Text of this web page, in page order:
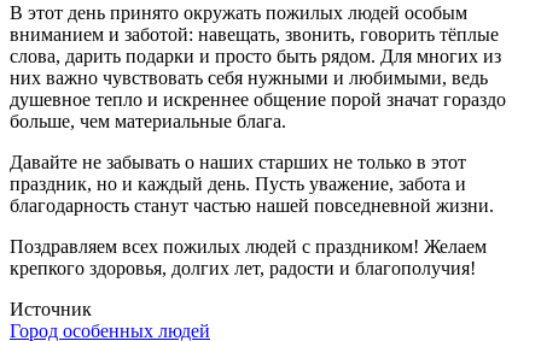
В этот день принято окружать пожилых людей особым
вниманием и заботой: навещать, звонить, говорить тёплые
слова, дарить подарки и просто быть рядом. Для многих из
них важно чувствовать себя нужными и любимыми, ведь
душевное тепло и искреннее общение порой значат гораздо
больше, чем материальные блага.
Давайте не забывать о наших старших не только в этот
праздник, но и каждый день. Пусть уважение, забота и
благодарность станут частью нашей повседневной жизни.
Поздравляем всех пожилых людей с праздником! Желаем
крепкого здоровья, долгих лет, радости и благополучия!
Источник
Город особенных людей